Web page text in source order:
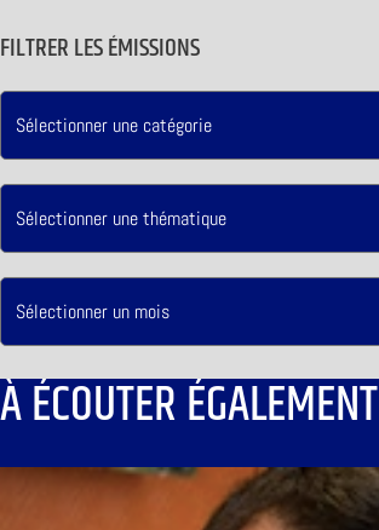
FILTRER LES ÉMISSIONS
À ÉCOUTER ÉGALEMENT